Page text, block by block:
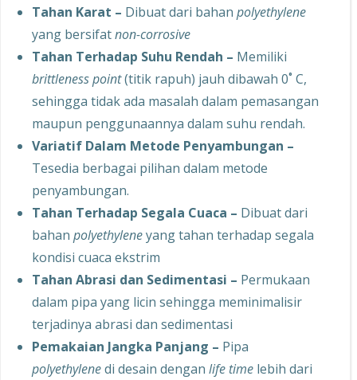
Tahan Karat – Dibuat dari bahan polyethylene
yang bersifatnon-corrosive
Tahan Terhadap Suhu Rendah – Memiliki
brittleness point(titik rapuh) jauh dibawah 0˚ C,
sehingga tidak ada masalah dalam pemasangan
maupun penggunaannya dalam suhu rendah.
Variatif Dalam Metode Penyambungan –
Tesedia berbagai pilihan dalam metode
penyambungan.
Tahan Terhadap Segala Cuaca – Dibuat dari
bahan polyethyleneyang tahan terhadap segala
kondisi cuaca ekstrim
Tahan Abrasi dan Sedimentasi – Permukaan
dalam pipa yang licin sehingga meminimalisir
terjadinya abrasi dan sedimentasi
Pemakaian Jangka Panjang – Pipa
polyethylenedi desain dengan life time lebih dari